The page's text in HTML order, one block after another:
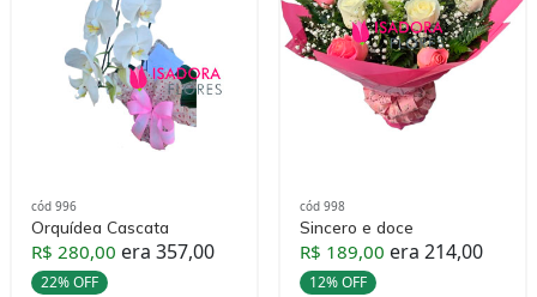
cód 996
Orquídea Cascata
R$ 280,00 era 357,00
22% OFF
cód 998
Sincero e doce
R$ 189,00 era 214,00
12% OFF